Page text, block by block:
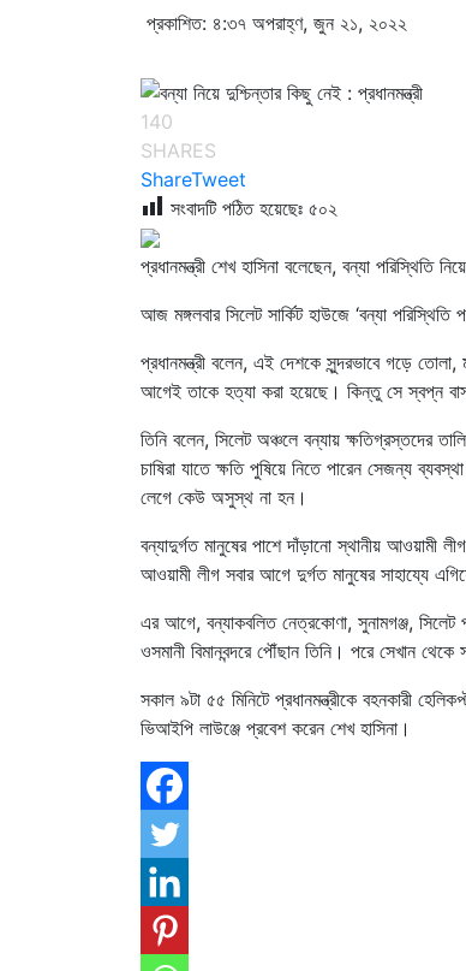
প্রকাশিত: ৪:৩৭ অপরাহ্ণ, জুন ২১, ২০২২
140
SHARES
ShareTweet
সংবাদটি পঠিত হয়েছেঃ ৫০২
প্রধানমন্ত্রী শেখ হাসিনা বলেছেন, বন্যা পরিস্থিতি
আজ মঙ্গলবার সিলেট সার্কিট হাউজে ‘বন্যা পরিস্থিতি
প্রধানমন্ত্রী বলেন, এই দেশকে সুন্দরভাবে গড়ে
আগেই তাকে হত্যা করা হয়েছে। কিন্তু সে স্বপ্ন
তিনি বলেন, সিলেট অঞ্চলে বন্যায় ক্ষতিগ্রস্তদের
চাষিরা যাতে ক্ষতি পুষিয়ে নিতে পারেন সেজন্য
লেগে কেউ অসুস্থ না হন।
বন্যাদুর্গত মানুষের পাশে দাঁড়ানো স্থানীয় আওয়ামী
আওয়ামী লীগ সবার আগে দুর্গত মানুষের সাহায্যে
এর আগে, বন্যাকবলিত নেত্রকোণা, সুনামগঞ্জ, সিলেট
ওসমানী বিমানবন্দরে পৌঁছান তিনি। পরে সেখান থেকে
সকাল ৯টা ৫৫ মিনিটে প্রধানমন্ত্রীকে বহনকারী
ভিআইপি লাউঞ্জে প্রবেশ করেন শেখ হাসিনা।